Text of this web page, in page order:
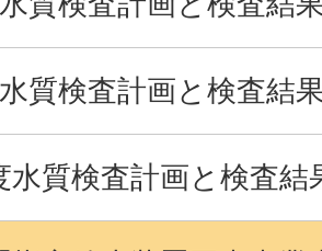
質検査計画と検査結
水質検査計画と検査結